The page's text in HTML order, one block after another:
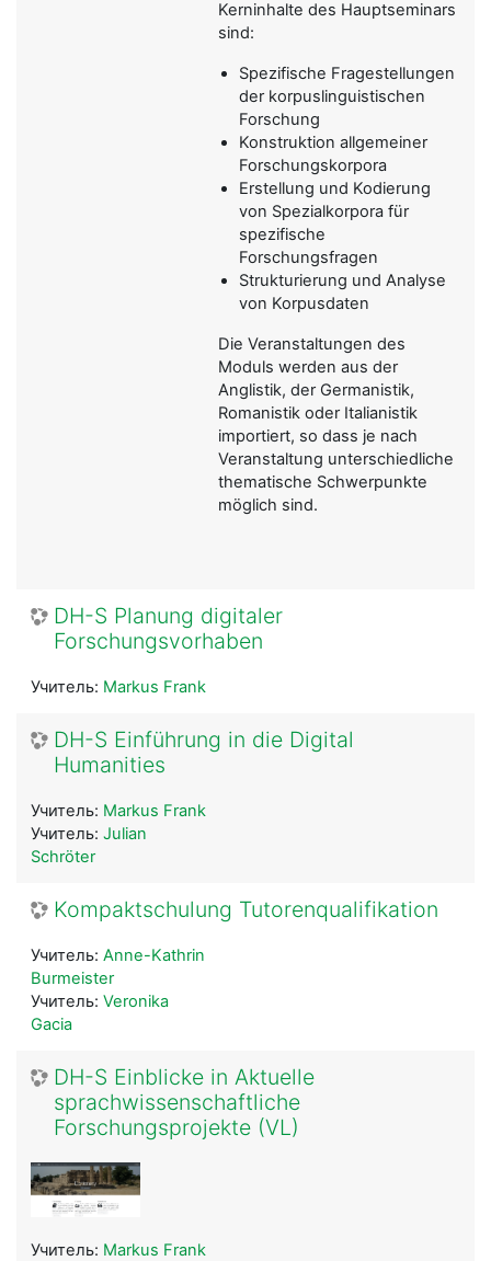
Kerninhalte des Hauptseminars
sind:
Spezifische Fragestellungen
der korpuslinguistischen
Forschung
Konstruktion allgemeiner
Forschungskorpora
Erstellung und Kodierung
von Spezialkorpora für
spezifische
Forschungsfragen
Strukturierung und Analyse
von Korpusdaten
Die Veranstaltungen des
Moduls werden aus der
Anglistik, der Germanistik,
Romanistik oder Italianistik
importiert, so dass je nach
Veranstaltung unterschiedliche
thematische Schwerpunkte
möglich sind.
DH-S Planung digitaler
Forschungsvorhaben
Учитель: Markus Frank
DH-S Einführung in die Digital
Humanities
Учитель: Markus Frank
Учитель: Julian
Schröter
Kompaktschulung Tutorenqualifikation
Учитель: Anne-Kathrin
Burmeister
Учитель: Veronika
Gacia
DH-S Einblicke in Aktuelle
sprachwissenschaftliche
Forschungsprojekte (VL)
Учитель: Markus Frank